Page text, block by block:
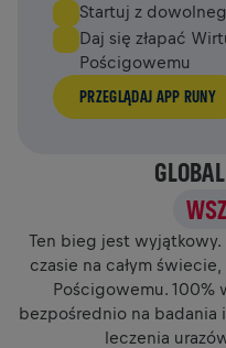
Startuj z
Daj się złapać
Pościgowemu
PRZEGLĄDAJ APP RUNY
Ten bieg jest wyjątkowy.
czasie na całym
Pościgowemu. 100%
bezpośrednio na
leczenia